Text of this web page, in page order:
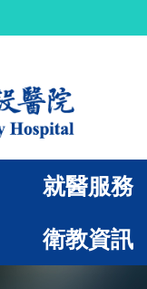
就醫服務
衛教資訊